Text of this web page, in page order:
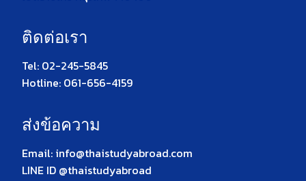
ติดต่อเรา
Tel: 02-245-5845
Hotline: 061-656-4159
ส่งข้อความ
Email: info@thaistudyabroad.com
LINE ID @thaistudyabroad